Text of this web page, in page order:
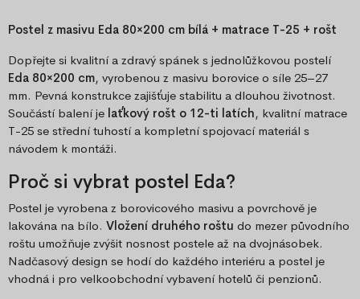
Postel z masivu Eda 80×200 cm bílá + matrace T-25 + rošt
Dopřejte si kvalitní a zdravý spánek s jednolůžkovou postelí
Eda 80×200 cm, vyrobenou z masivu borovice o síle 25–27
mm. Pevná konstrukce zajišťuje stabilitu a dlouhou životnost.
Součástí balení je laťkový rošt o 12-ti latích, kvalitní matrace
T-25 se střední tuhostí a kompletní spojovací materiál s
návodem k montáži.
Proč si vybrat postel Eda?
Postel je vyrobena z borovicového masivu a povrchově je
lakována na bílo. Vložení druhého roštu do mezer původního
roštu umožňuje zvýšit nosnost postele až na dvojnásobek.
Nadčasový design se hodí do každého interiéru a postel je
vhodná i pro velkoobchodní vybavení hotelů či penzionů.